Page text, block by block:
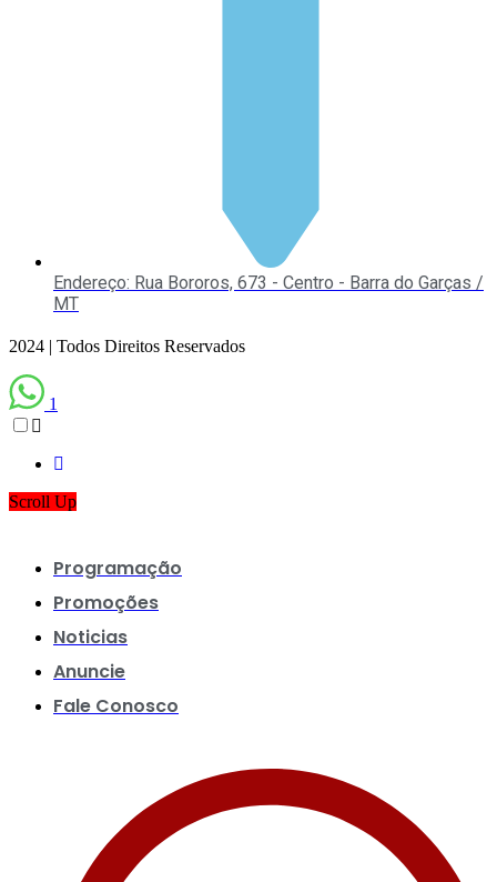
Endereço: Rua Bororos, 673 - Centro - Barra do Garças /
MT
2024 | Todos Direitos Reservados
1
Scroll Up
Programação
Promoções
Noticias
Anuncie
Fale Conosco